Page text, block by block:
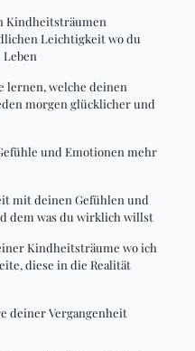
Kindheitsträumen
Leichtigkeit wo du
lernen, welche deinen
morgen glücklicher und
und Emotionen mehr
mit deinen Gefühlen und
dem was du wirklich willst
Kindheitsträume wo ich
diese in die Realität
deiner Vergangenheit